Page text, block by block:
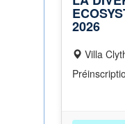
2026
Villa